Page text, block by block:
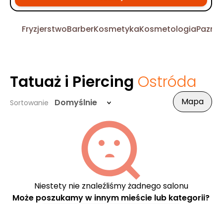
FryzjerstwoBarberKosmetykaKosmetologia
Tatuaż i Piercing Ostróda
Sortowanie Domyślnie Mapa
Niestety nie znaleźliśmy żadnego salonu
Może poszukamy w innym mieście lub kategorii?